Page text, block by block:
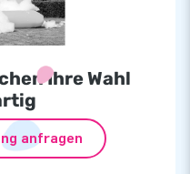
Ihre Wahl
anfragen